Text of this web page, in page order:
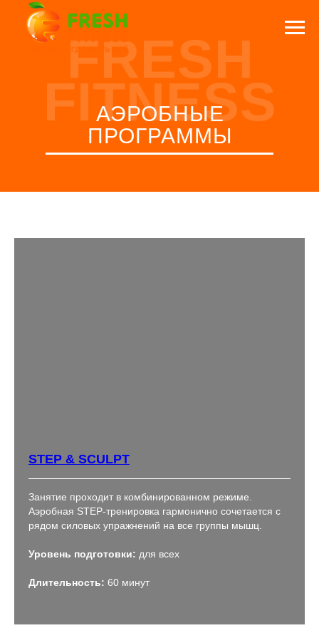
FRESH
FITNESS
АЭРОБНЫЕ
ПРОГРАММЫ
STEP & SCULPT
Занятие проходит в комбинированном режиме.
Аэробная STEP-тренировка гармонично сочетается с
рядом силовых упражнений на все группы мышц.
Уровень подготовки: для всех
Длительность: 60 минут